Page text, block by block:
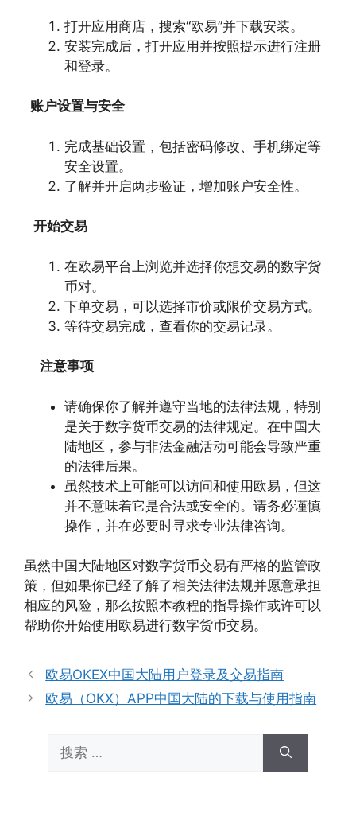
打开应用商店，搜索“欧易”并下载安装。
安装完成后，打开应用并按照提示进行注册
和登录。
账户设置与安全
完成基础设置，包括密码修改、手机绑定等
安全设置。
了解并开启两步验证，增加账户安全性。
开始交易
在欧易平台上浏览并选择你想交易的数字货
币对。
下单交易，可以选择市价或限价交易方式。
等待交易完成，查看你的交易记录。
注意事项
请确保你了解并遵守当地的法律法规，特别
是关于数字货币交易的法律规定。在中国大
陆地区，参与非法金融活动可能会导致严重
的法律后果。
虽然技术上可能可以访问和使用欧易，但这
并不意味着它是合法或安全的。请务必谨慎
操作，并在必要时寻求专业法律咨询。
虽然中国大陆地区对数字货币交易有严格的监管政
策，但如果你已经了解了相关法律法规并愿意承担
相应的风险，那么按照本教程的指导操作或许可以
帮助你开始使用欧易进行数字货币交易。
欧易OKEX中国大陆用户登录及交易指南
欧易（OKX）APP中国大陆的下载与使用指南
索：